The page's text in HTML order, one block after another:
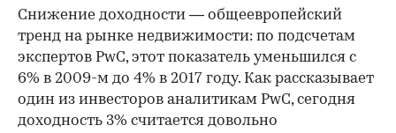
Снижение доходности — общеевропейский
тренд на рынке недвижимости: по подсчетам
экспертов PwC, этот показатель уменьшился с
6% в 2009-м до 4% в 2017 году. Как рассказывает
один из инвесторов аналитикам PwC, сегодня
доходность 3% считается довольно